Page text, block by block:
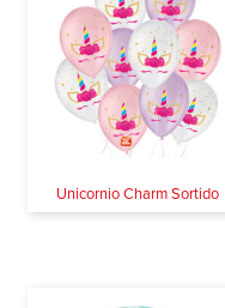
Unicornio Charm Sortido